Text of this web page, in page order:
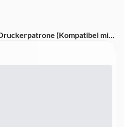
(Kompatibel mit